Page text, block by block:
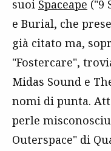
suoi Spaceape ("9
e Burial, che
già citato ma,
"Fostercare",
Midas Sound e
nomi di punta.
perle
Outerspace" di